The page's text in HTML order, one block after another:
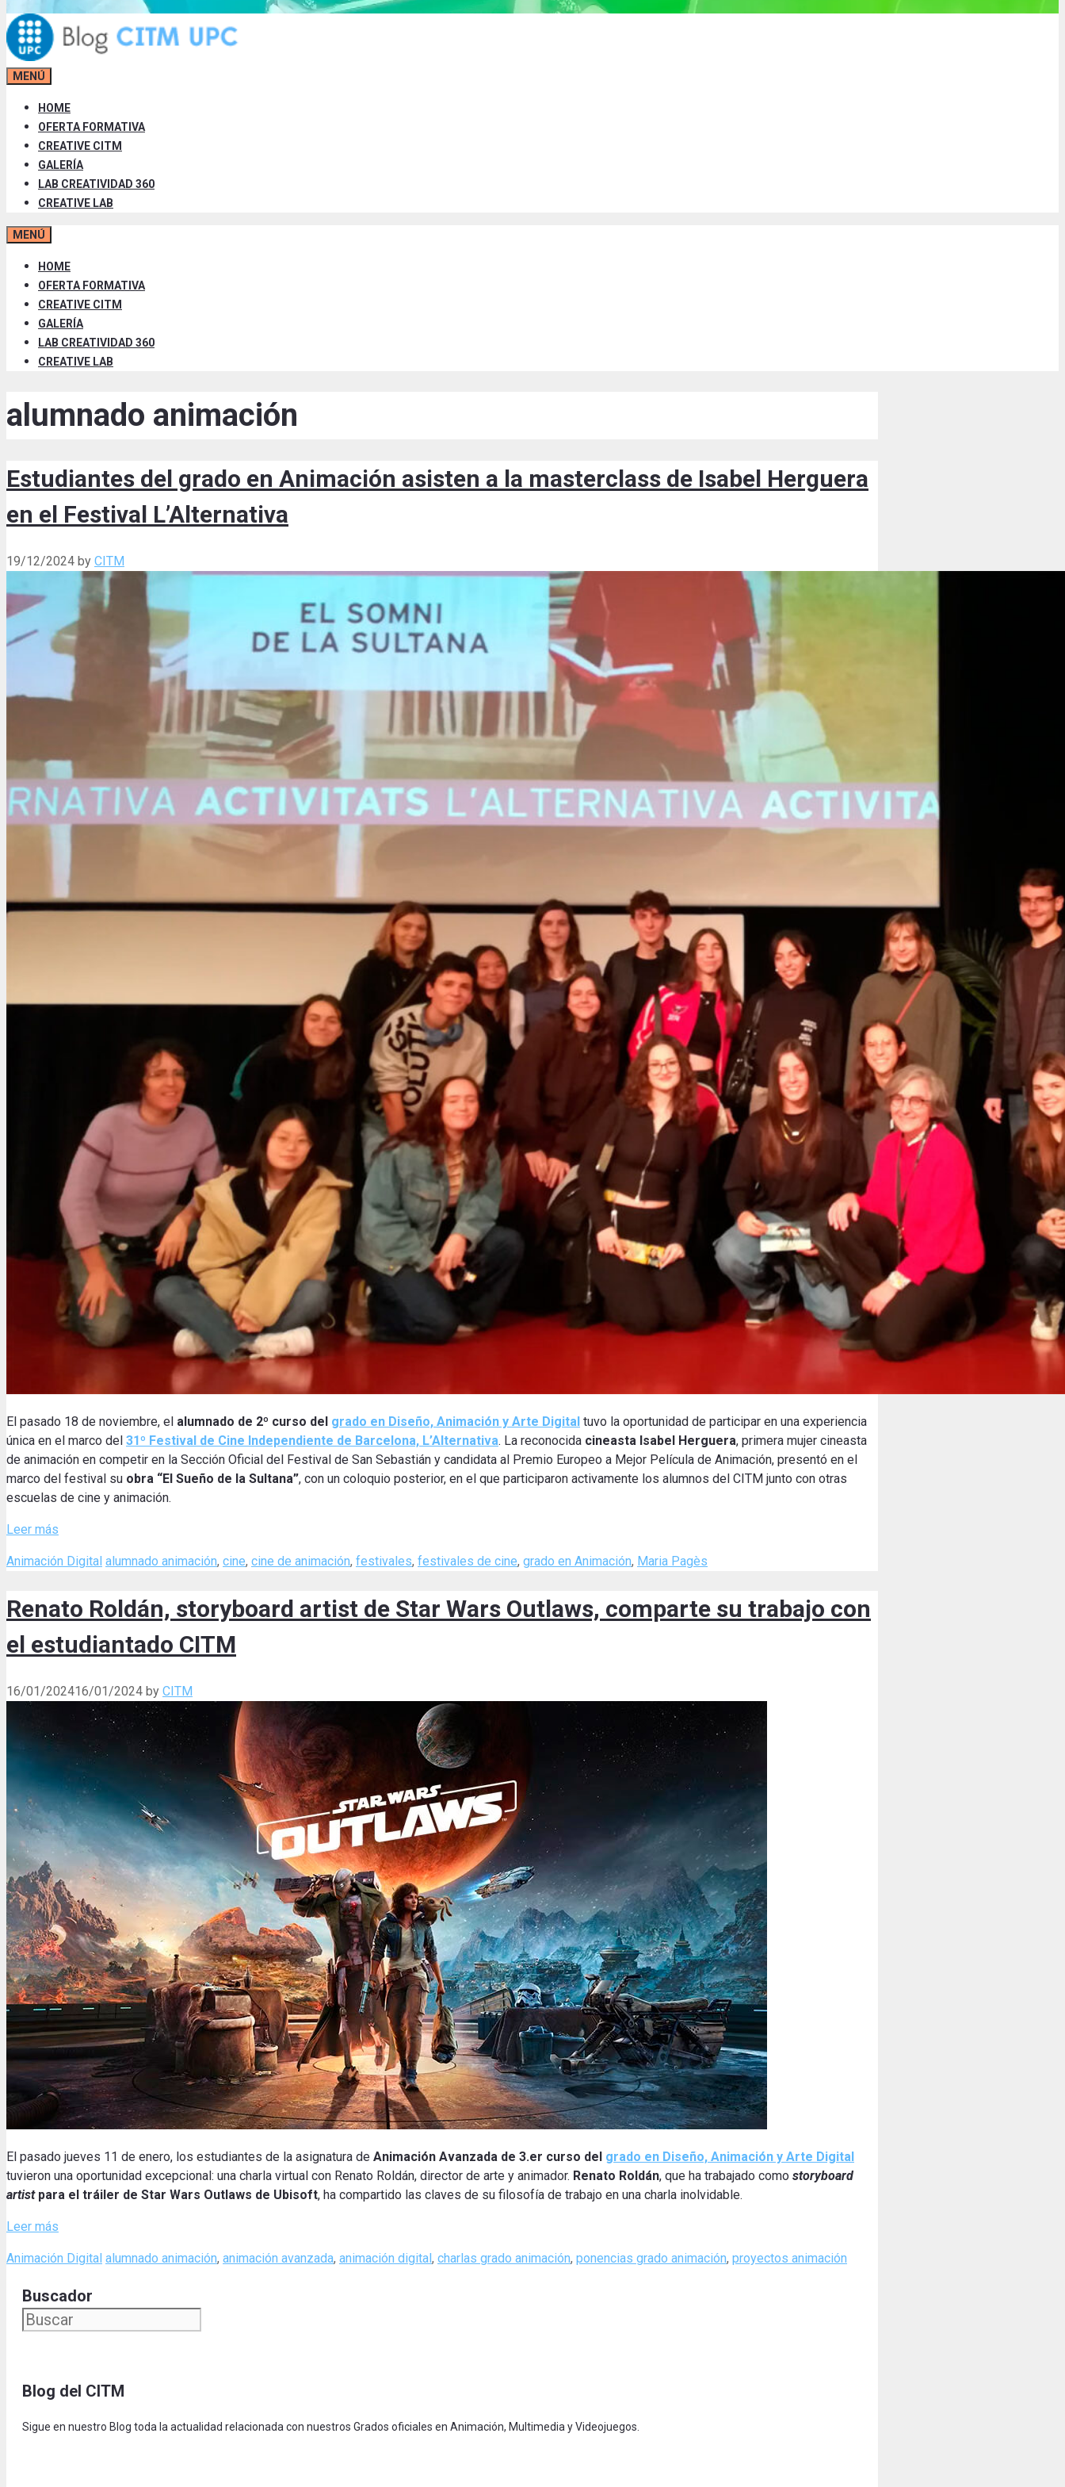
MENÚ
HOME
OFERTA FORMATIVA
CREATIVE CITM
GALERÍA
LAB CREATIVIDAD 360
CREATIVE LAB
MENÚ
HOME
OFERTA FORMATIVA
CREATIVE CITM
GALERÍA
LAB CREATIVIDAD 360
CREATIVE LAB
alumnado animación
Estudiantes del grado en Animación asisten a la masterclass de Isabel Herguera
en el Festival L’Alternativa
19/12/2024 by CITM
El pasado 18 de noviembre, el alumnado de 2º curso del grado en Diseño, Animación y Arte Digital tuvo la oportunidad de participar en una experiencia
única en el marco del 31º Festival de Cine Independiente de Barcelona, ​​L’Alternativa. La reconocida cineasta Isabel Herguera, primera mujer cineasta
de animación en competir en la Sección Oficial del Festival de San Sebastián y candidata al Premio Europeo a Mejor Película de Animación, presentó en el
marco del festival su obra “El Sueño de la Sultana”, con un coloquio posterior, en el que participaron activamente los alumnos del CITM junto con otras
escuelas de cine y animación.
Leer más
Categories
Animación Digital Tags
alumnado animación, cine, cine de animación, festivales, festivales de cine, grado en Animación, Maria Pagès
Renato Roldán, storyboard artist de Star Wars Outlaws, comparte su trabajo con
el estudiantado CITM
16/01/202416/01/2024 by CITM
El pasado jueves 11 de enero, los estudiantes de la asignatura de Animación Avanzada de 3.er curso del grado en Diseño, Animación y Arte Digital
tuvieron una oportunidad excepcional: una charla virtual con Renato Roldán, director de arte y animador. Renato Roldán, que ha trabajado como storyboard
artistpara el tráiler de Star Wars Outlaws de Ubisoft, ha compartido las claves de su filosofía de trabajo en una charla inolvidable.
Leer más
Categories
Animación Digital Tags
alumnado animación, animación avanzada, animación digital, charlas grado animación, ponencias grado animación, proyectos animación
Buscador
Blog del CITM
Sigue en nuestro Blog toda la actualidad relacionada con nuestros Grados oficiales en Animación, Multimedia y Videojuegos.